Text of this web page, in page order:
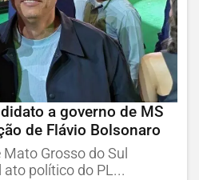
a governo de MS
de Flávio Bolsonaro
Grosso do Sul
político do PL...